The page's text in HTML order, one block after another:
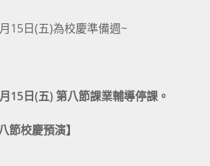
15日(五)為校慶準備週~
15日(五) 第八節課業輔導停課。
節校慶預演】